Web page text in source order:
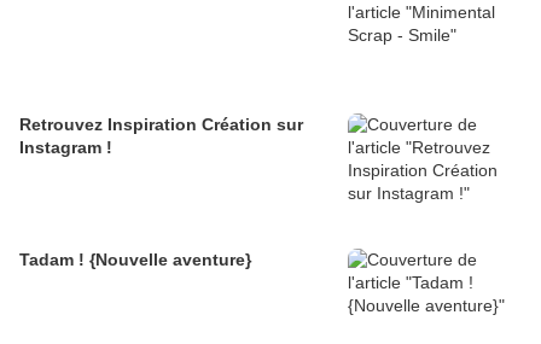
Retrouvez Inspiration Création sur
Instagram !
Tadam ! {Nouvelle aventure}